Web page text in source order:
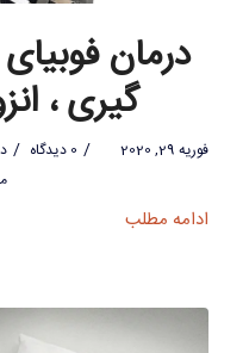
درمان
گیری ،
فوریه 29, 2020 / 0 دیدگاه /
ادامه مطلب